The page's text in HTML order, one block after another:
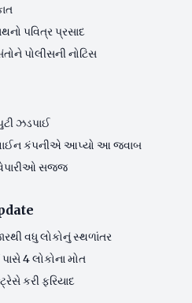
પવિત્ર પ્રસાદ
પોલીસની નોટિસ
ઝડપાઈ
કંપનીએ આપ્યો આ જવાબ
વેપારીઓ સજ્જ
વધુ લોકોનું સ્થળાંતર
4 લોકોના મોત
કરી ફરિયાદ